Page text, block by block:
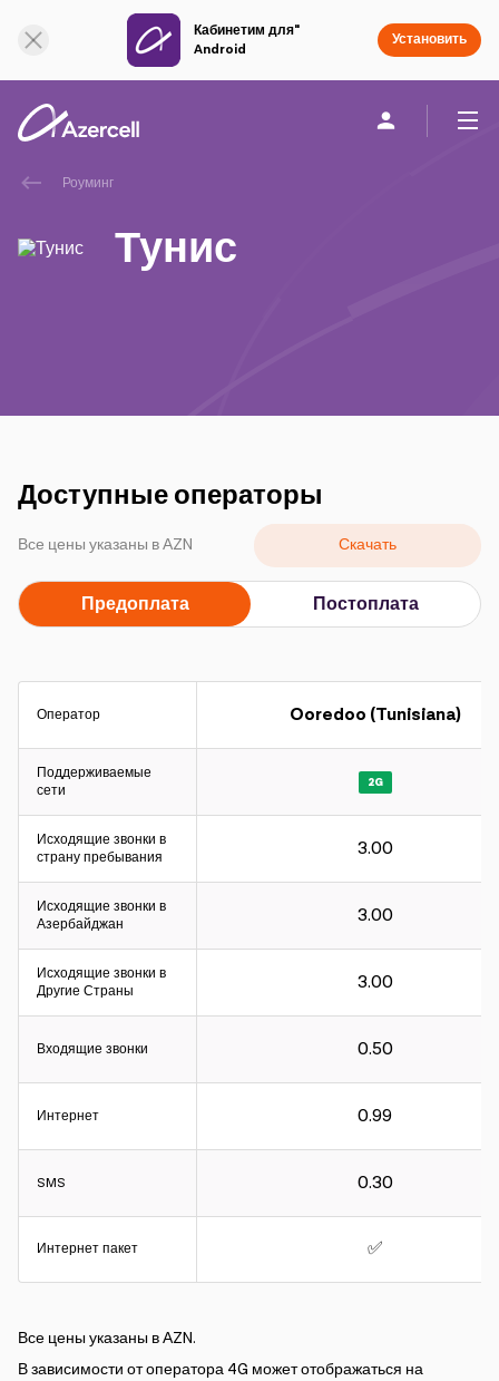
Кабинетим для"
Android
Установить
Кампании
Поддержка
Роуминг
Тунис
Доступные операторы
Все цены указаны в АZN
Предоплата Постоплата
Скачать
Оператор
Поддерживаемые
сети
Исходящие звонки в
страну пребывания
Исходящие звонки в
Азербайджан
Исходящие звонки в
Другие Страны
Входящие звонки
Интернет
SMS
Интернет пакет
Ooredoo (Tunisiana)
2G
3.00
3.00
3.00
0.50
0.99
0.30
✅
Все цены указаны в АZN.
В зависимости от оператора 4G может отображаться на
Онлайн поддержка